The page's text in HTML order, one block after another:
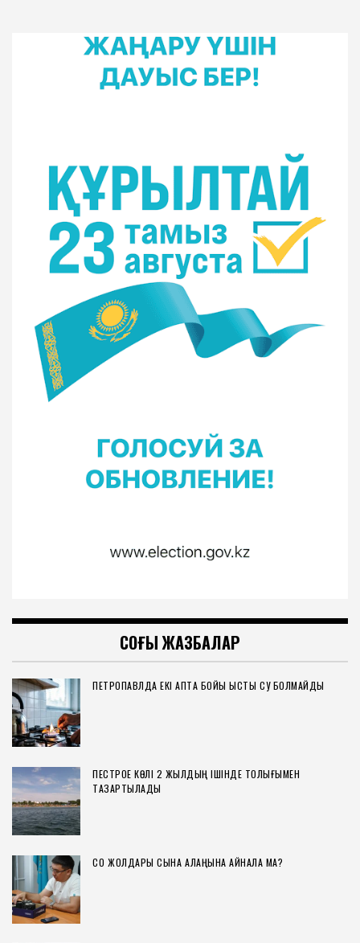
СОҢҒЫ ЖАЗБАЛАР
ПЕТРОПАВЛДА ЕКІ АПТА БОЙЫ ЫСТЫҚ СУ БОЛМАЙДЫ
ПЕСТРОЕ КӨЛІ 2 ЖЫЛДЫҢ ІШІНДЕ ТОЛЫҒЫМЕН
ТАЗАРТЫЛАДЫ
СҚО ЖОЛДАРЫ СЫНАҚ АЛАҢЫНА АЙНАЛА МА?